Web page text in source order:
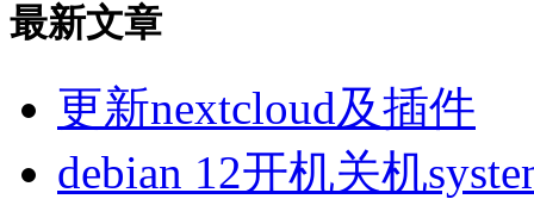
最新文章
更新nextcloud及插件
debian 12开机关机